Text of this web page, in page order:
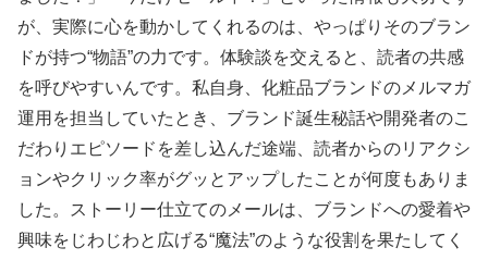
が、実際に心を動かしてくれるのは、やっぱりそのブラン
ドが持つ“物語”の力です。体験談を交えると、読者の共感
を呼びやすいんです。私自身、化粧品ブランドのメルマガ
運用を担当していたとき、ブランド誕生秘話や開発者のこ
だわりエピソードを差し込んだ途端、読者からのリアクシ
ョンやクリック率がグッとアップしたことが何度もありま
した。ストーリー仕立てのメールは、ブランドへの愛着や
興味をじわじわと広げる“魔法”のような役割を果たしてく